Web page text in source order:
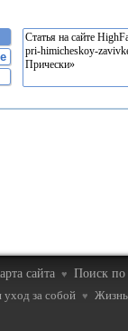
сайта ♥ Поиск по
уход за собой ♥ Жизнь